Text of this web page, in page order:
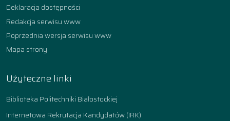
Deklaracja dostępności
Redakcja serwisu www
Poprzednia wersja serwisu www
Mapa strony
Użyteczne linki
Biblioteka Politechniki Białostockiej
Internetowa Rekrutacja Kandydatów (IRK)